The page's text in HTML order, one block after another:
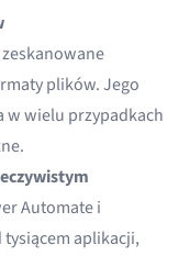
plików. Jego
w wielu przypadkach
Automate i
tysiącem aplikacji,